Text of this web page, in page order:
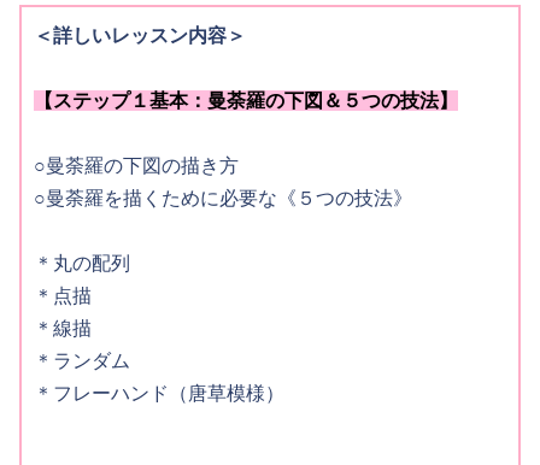
＜詳しいレッスン内容＞
【ステップ１基本：曼荼羅の下図＆５つの技法】
○曼荼羅の下図の描き方
○曼荼羅を描くために必要な《５つの技法》
＊丸の配列
＊点描
＊線描
＊ランダム
＊フレーハンド（唐草模様）